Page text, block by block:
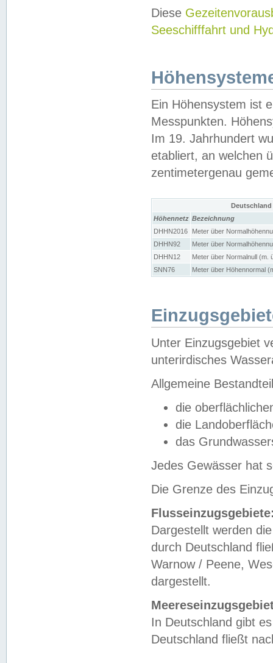
Diese
Seeschifffahrt und
Ein Höhensystem ist
Messpunkten.
Im 19. Jahrhundert
etabliert, an welchen
zentimetergenau
Höhennetz Bezeichnung
DHHN2016
Meter über
DHHN92
Meter über
DHHN12
Meter über Normalnull (m.
SNN76
Meter über Höhennormal
Unter Einzugsgebiet
unterirdisches
Allgemeine
die
die
das
Jedes Gewässer hat
Die Grenze des
Dargestellt werden
durch Deutschland
Warnow / Peene,
dargestellt.
In Deutschland gibt
Deutschland fließt